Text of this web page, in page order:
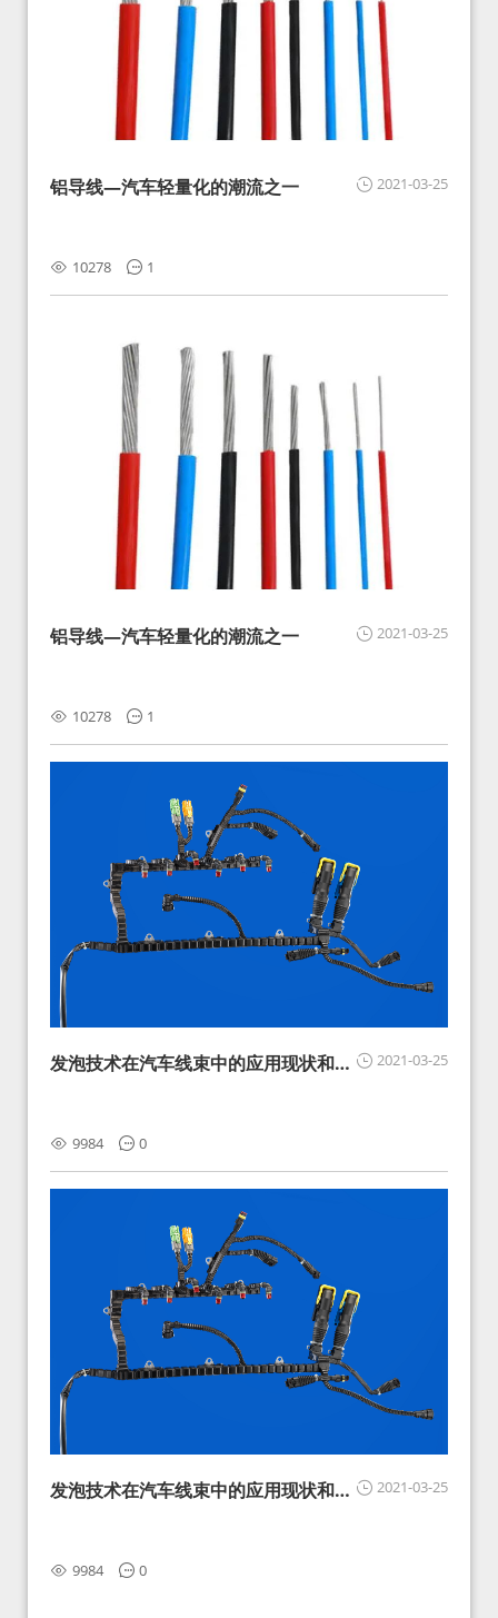
2021-03-25
铝导线—汽车轻量化的潮流之一
10278 1
2021-03-25
铝导线—汽车轻量化的潮流之一
10278 1
2021-03-25
发泡技术在汽车线束中的应用现状和展
9984 0
2021-03-25
发泡技术在汽车线束中的应用现状和展
9984 0